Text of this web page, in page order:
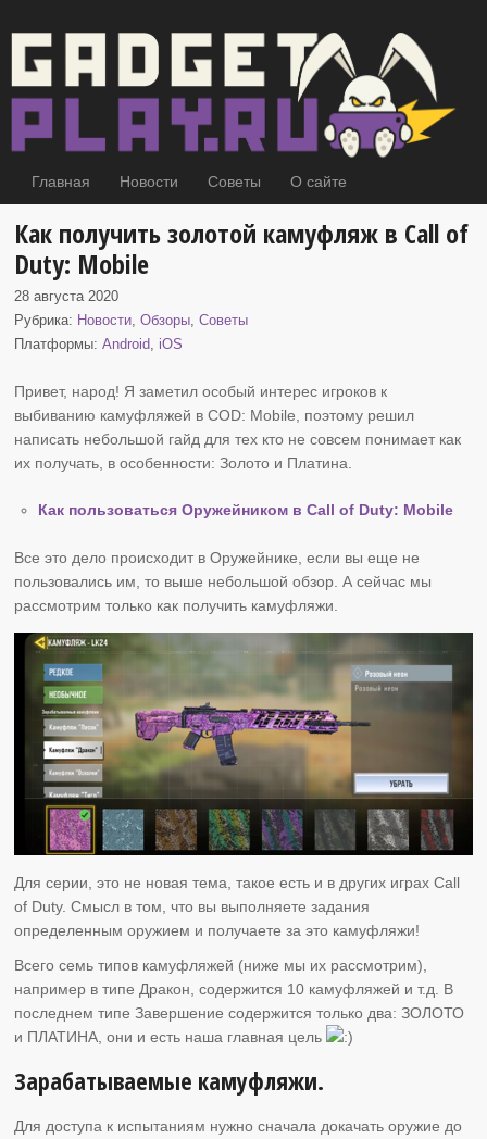
Главная Новости Советы О сайте
Как получить золотой камуфляж в Call of
Duty: Mobile
28 августа 2020
Рубрика: Новости,Обзоры,Советы
Платформы:Android, iOS
Привет, народ! Я заметил особый интерес игроков к
выбиванию камуфляжей в COD: Mobile, поэтому решил
написать небольшой гайд для тех кто не совсем понимает как
их получать, в особенности: Золото и Платина.
Как пользоваться Оружейником в Call of Duty: Mobile
Все это дело происходит в Оружейнике, если вы еще не
пользовались им, то выше небольшой обзор. А сейчас мы
рассмотрим только как получить камуфляжи.
Для серии, это не новая тема, такое есть и в других играх Call
of Duty. Смысл в том, что вы выполняете задания
определенным оружием и получаете за это камуфляжи!
Всего семь типов камуфляжей (ниже мы их рассмотрим),
например в типе Дракон, содержится 10 камуфляжей и т.д. В
последнем типе Завершение содержится только два: ЗОЛОТО
и ПЛАТИНА, они и есть наша главная цель
Зарабатываемые камуфляжи.
Для доступа к испытаниям нужно сначала докачать оружие до